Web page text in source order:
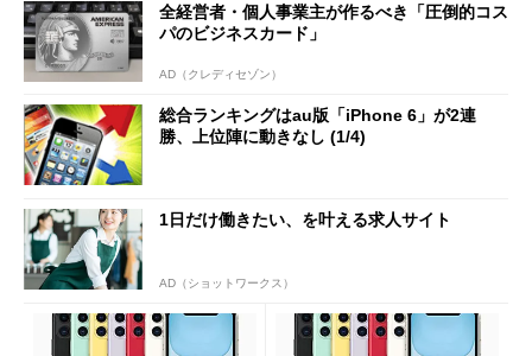
全経営者・個人事業主が作るべき「圧倒的コス
パのビジネスカード」
AD（クレディセゾン）
総合ランキングはau版「iPhone 6」が2連
勝、上位陣に動きなし (1/4)
1日だけ働きたい、を叶える求人サイト
AD（ショットワークス）